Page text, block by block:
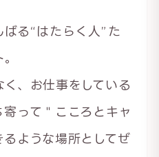
る“はたらく人”た
、お仕事をしている
って＂こころとキャ
ような場所としてぜ